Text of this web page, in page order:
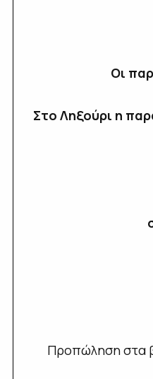
Οι
Στο Ληξούρι η
Προπώληση στα